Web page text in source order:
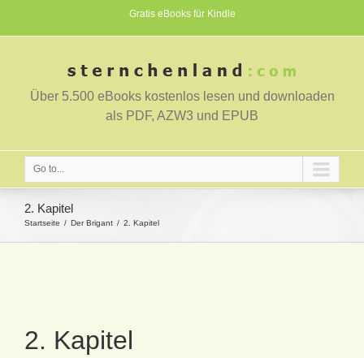
Gratis eBooks für Kindle
Über 5.500 eBooks kostenlos lesen und downloaden
als PDF, AZW3 und EPUB
Go to...
2. Kapitel
Startseite Der Brigant 2. Kapitel
2. Kapitel